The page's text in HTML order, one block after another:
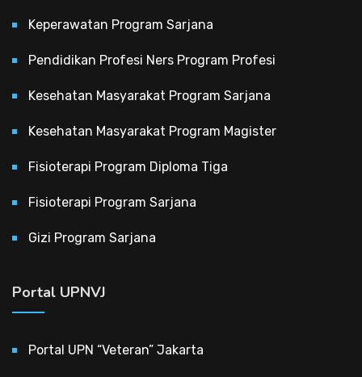
Keperawatan Program Sarjana
Pendidikan Profesi Ners Program Profesi
Kesehatan Masyarakat Program Sarjana
Kesehatan Masyarakat Program Magister
Fisioterapi Program Diploma Tiga
Fisioterapi Program Sarjana
Gizi Program Sarjana
Portal UPNVJ
Portal UPN “Veteran” Jakarta